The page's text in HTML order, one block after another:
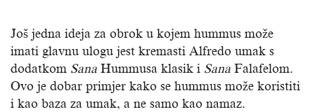
Još jedna ideja za obrok u kojem hummus može
imati glavnu ulogu jest kremasti Alfredo umak s
dodatkom Sana Hummusa klasik i Sana Falafelom.
Ovo je dobar primjer kako se hummus može koristiti
i kao baza za umak, a ne samo kao namaz.